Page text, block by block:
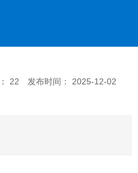
公司官网
事业单位、景区等基础建设
18066033339
22 发布时间： 2025-12-02